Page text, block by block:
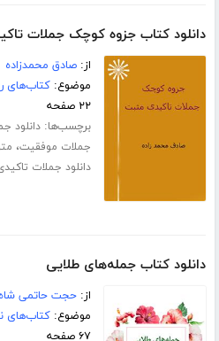
دانلود کتاب جزوه کوچک جملات
از:صادق محمدزاده
موضوع:کتاب‌های
۲۲ صفحه
برچسب‌ها:دانلود
جملات موفقیت،
دانلود جملات
دانلود کتاب جمله‌های طلایی
از:حجت حاتمی
موضوع:کتاب‌های
۶۷ صفحه